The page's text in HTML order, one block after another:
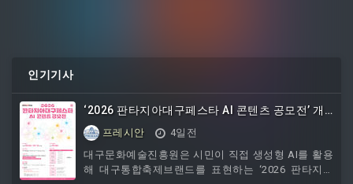
인기기사
‘2026 판타지아대구페스타 AI 콘텐츠 공모전’ 개
최
프레시안
4일전
대구문화예술진흥원은 시민이 직접 생성형 AI를 활용
해 대구통합축제브랜드를 표현하는 ‘2026 판타지아